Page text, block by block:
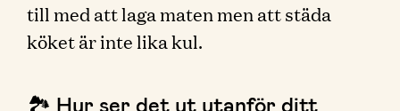
till med att laga maten men att städa
köket är inte lika kul.
🏞 Hur ser det ut utanför ditt